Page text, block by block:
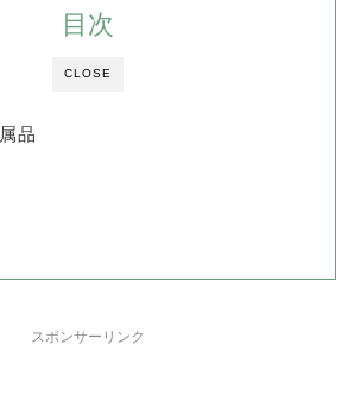
CLOSE
目次
品
スポンサーリンク